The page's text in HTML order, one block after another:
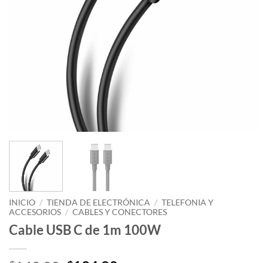
INICIO / TIENDA DE ELECTRÓNICA / TELEFONIA Y
ACCESORIOS / CABLES Y CONECTORES
Cable USB C de 1m 100W